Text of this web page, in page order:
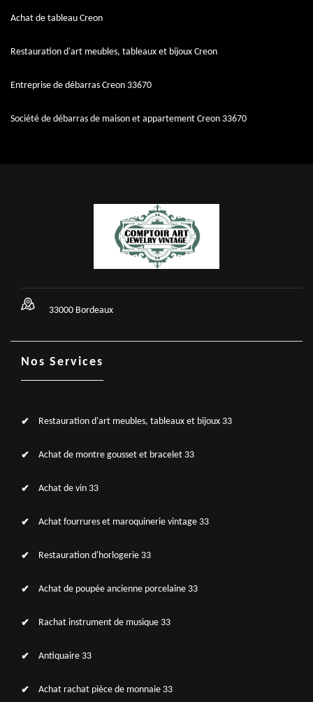
Achat de tableau Creon
Restauration d'art meubles, tableaux et bijoux Creon
Entreprise de débarras Creon 33670
Société de débarras de maison et appartement Creon 33670
33000 Bordeaux
Nos Services
Restauration d'art meubles, tableaux et bijoux 33
Achat de montre gousset et bracelet 33
Achat de vin 33
Achat fourrures et maroquinerie vintage 33
Restauration d'horlogerie 33
Achat de poupée ancienne porcelaine 33
Rachat instrument de musique 33
Antiquaire 33
Achat rachat pièce de monnaie 33